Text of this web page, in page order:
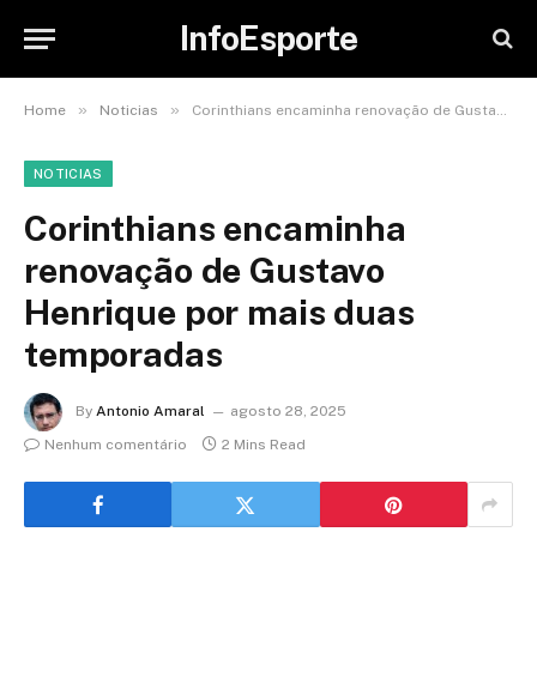
InfoEsporte
Home » Noticias » Corinthians encaminha renovação de Gustavo Henrique por mais duas temporadas
NOTICIAS
Corinthians encaminha
renovação de Gustavo
Henrique por mais duas
temporadas
By Antonio Amaral
agosto 28, 2025
Nenhum comentário
2 Mins Read